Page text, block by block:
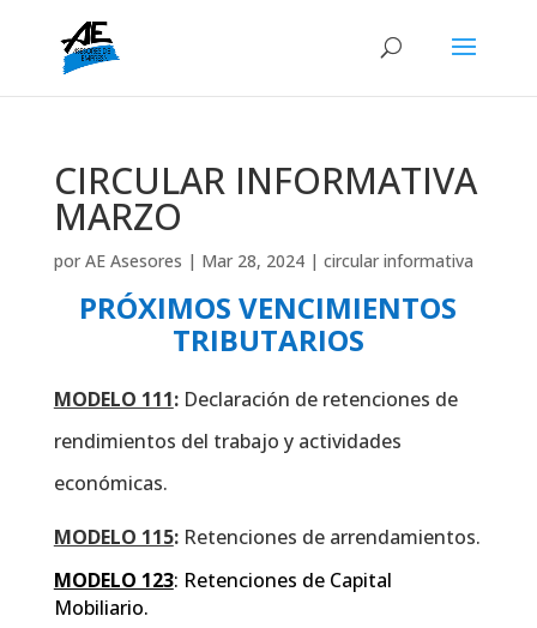
CIRCULAR INFORMATIVA
MARZO
por AE Asesores | Mar 28, 2024| circular informativa
PRÓXIMOS VENCIMIENTOS
TRIBUTARIOS
MODELO 111: Declaración de retenciones de
rendimientos del trabajo y actividades
económicas.
MODELO 115:Retenciones de arrendamientos.
MODELO 123: Retenciones de Capital
Mobiliario.